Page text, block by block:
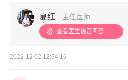
夏红 主任医师
查看医生语音回答
2022-12-02 12:34:16